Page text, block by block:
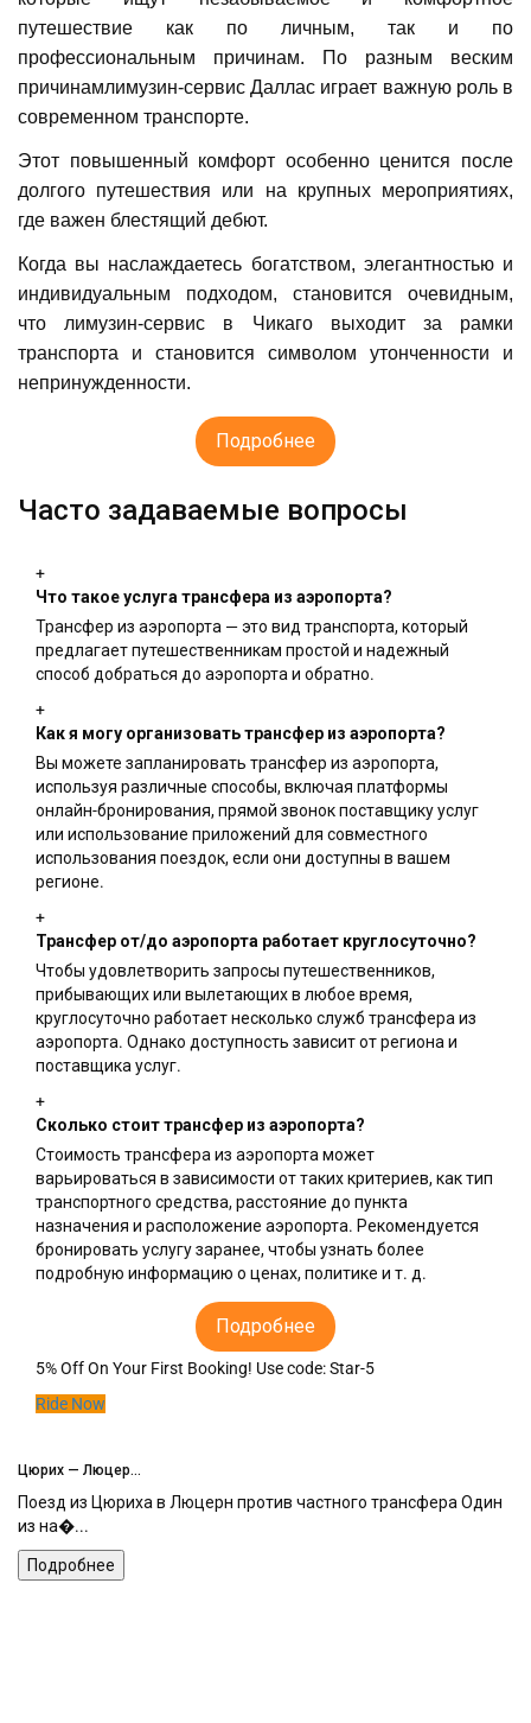
путешествие как по личным, так и по
профессиональным причинам. По разным веским
причинамлимузин-сервис Даллас играет важную роль в
современном транспорте.
Этот повышенный комфорт особенно ценится после
долгого путешествия или на крупных мероприятиях,
где важен блестящий дебют.
Когда вы наслаждаетесь богатством, элегантностью и
индивидуальным подходом, становится очевидным,
что лимузин-сервис в Чикаго выходит за рамки
транспорта и становится символом утонченности и
непринужденности.
Подробнее
Часто задаваемые вопросы
+
Что такое услуга трансфера из аэропорта?
Трансфер из аэропорта — это вид транспорта, который
предлагает путешественникам простой и надежный
способ добраться до аэропорта и обратно.
+
Как я могу организовать трансфер из аэропорта?
Вы можете запланировать трансфер из аэропорта,
используя различные способы, включая платформы
онлайн-бронирования, прямой звонок поставщику услуг
или использование приложений для совместного
использования поездок, если они доступны в вашем
регионе.
+
Трансфер от/до аэропорта работает круглосуточно?
Чтобы удовлетворить запросы путешественников,
прибывающих или вылетающих в любое время,
круглосуточно работает несколько служб трансфера из
аэропорта. Однако доступность зависит от региона и
поставщика услуг.
+
Сколько стоит трансфер из аэропорта?
Стоимость трансфера из аэропорта может
варьироваться в зависимости от таких критериев, как тип
транспортного средства, расстояние до пункта
назначения и расположение аэропорта. Рекомендуется
бронировать услугу заранее, чтобы узнать более
подробную информацию о ценах, политике и т. д.
Подробнее
5% Off On Your First Booking! Use code:Star-5
Ride Now
Один
Путеводитель ...
Чем заняться во Франкфурте во время пересадки Вокруг
пересад�...
Подробнее